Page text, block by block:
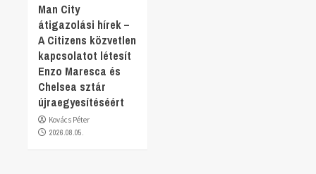
Man City
átigazolási hírek –
A Citizens közvetlen
kapcsolatot létesít
Enzo Maresca és
Chelsea sztár
újraegyesítéséért
Kovács Péter
2026.08.05.